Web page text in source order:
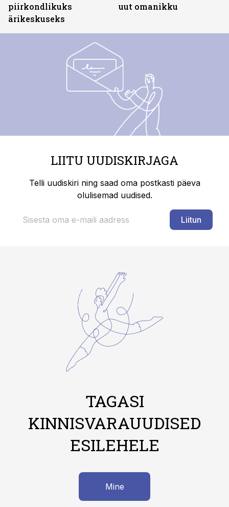
piirkondlikuks
ärikeskuseks
uut omanikku
LIITU UUDISKIRJAGA
Telli uudiskiri ning saad oma postkasti päeva
olulisemad uudised.
Liitun
TAGASI
KINNISVARAUUDISED
ESILEHELE
Mine